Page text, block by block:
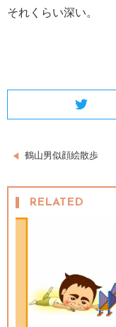
それくらい深い。
Twitter
投
稿
ナ
鶴山男似顔絵散歩
RELATED